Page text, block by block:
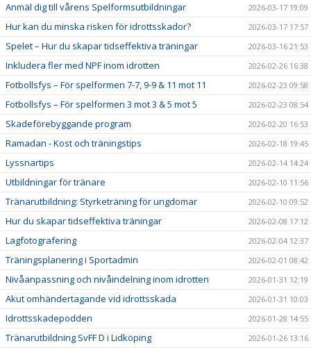
Anmäl dig till vårens Spelformsutbildningar 2026-03-17 19:09
Hur kan du minska risken för idrottsskador? 2026-03-17 17:57
Spelet – Hur du skapar tidseffektiva träningar 2026-03-16 21:53
Inkludera fler med NPF inom idrotten 2026-02-26 16:38
Fotbollsfys – För spelformen 7-7, 9-9 & 11 mot 11 2026-02-23 09:58
Fotbollsfys – För spelformen 3 mot 3 & 5 mot 5 2026-02-23 08:54
Skadeförebyggande program 2026-02-20 16:53
Ramadan - Kost och träningstips 2026-02-18 19:45
Lyssnartips 2026-02-14 14:24
Utbildningar för tränare 2026-02-10 11:56
Tränarutbildning: Styrketräning för ungdomar 2026-02-10 09:52
Hur du skapar tidseffektiva träningar 2026-02-08 17:12
Lagfotografering 2026-02-04 12:37
Träningsplanering i Sportadmin 2026-02-01 08:42
Nivåanpassning och nivåindelning inom idrotten 2026-01-31 12:19
Akut omhändertagande vid idrottsskada 2026-01-31 10:03
Idrottsskadepodden 2026-01-28 14:55
Tränarutbildning SvFF D i Lidköping 2026-01-26 13:16